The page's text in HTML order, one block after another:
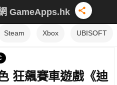
GameApps.hk
Steam Xbox UBISOFT
狂飆賽車遊戲《迪